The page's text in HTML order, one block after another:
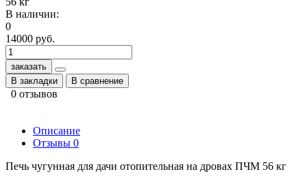
В наличии:
0
14000 руб.
заказать
В закладки
В сравнение
0 отзывов
Описание
Отзывы 0
Печь чугунная для дачи отопительная на дровах ПЧМ 56 кг